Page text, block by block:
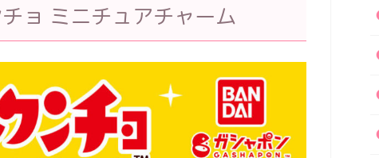
ョ ミニチュアチャーム